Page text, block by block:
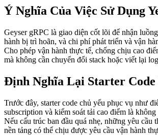
Ý Nghĩa Của Việc Sử Dụng
Geyser gRPC là giao diện cốt lõi để nhận
hành bị trì hoãn, và chi phí phát triển và vận
Cho phép vận hành thực tế, chống chịu cao
mà không cần chuyển đổi stack hoặc viết lại
Định Nghĩa Lại Starter
Trước đây, starter code chủ yếu phục vụ như
subscription và kiểm soát tải cao điểm là
Nếu cấu trúc ban đầu quá nhẹ, những yêu cầu
nền tảng có thể chịu được yêu cầu vận hành